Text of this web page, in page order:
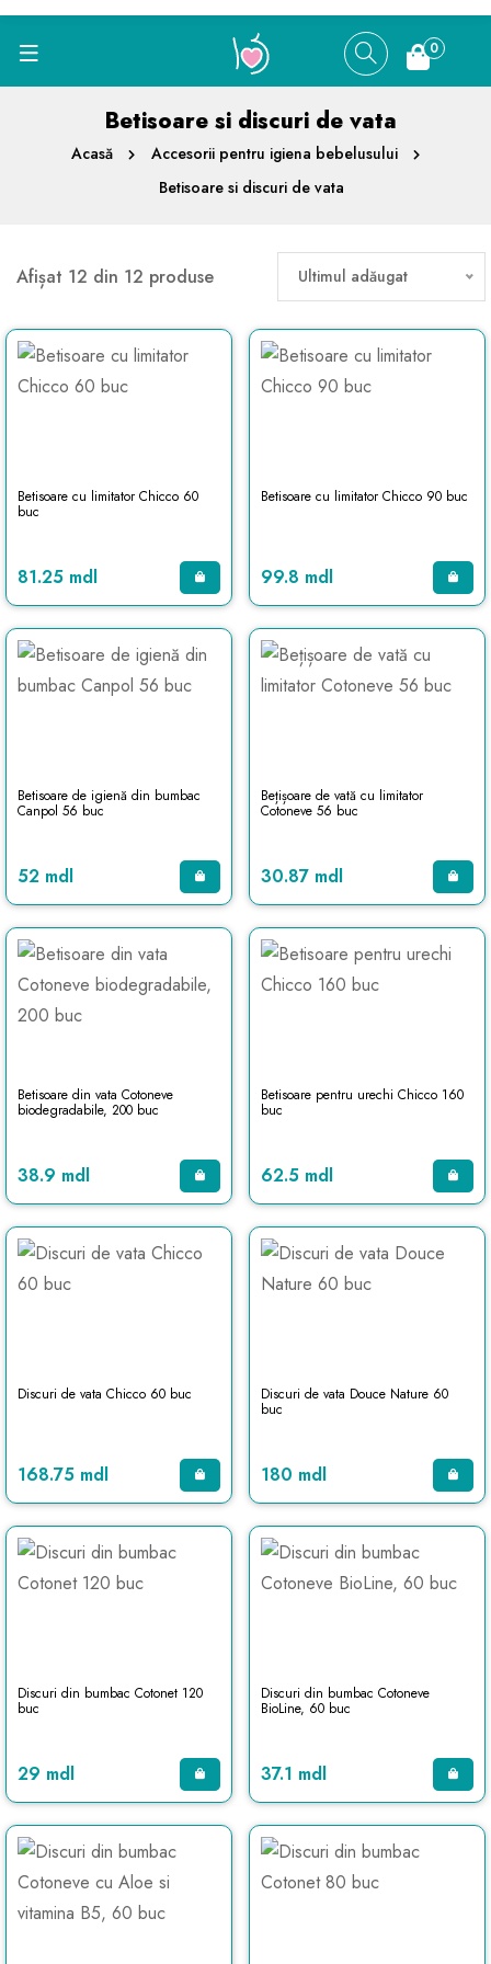
0
Betisoare si discuri de vata
Acasă
Accesorii pentru igiena bebelusului
Betisoare si discuri de vata
Afișat 12 din 12 produse Ultimul adăugat
Betisoare cu limitator Chicco 60
buc
81.25 mdl
Betisoare cu limitator Chicco 90 buc
99.8 mdl
Betisoare de igienă din bumbac
Canpol 56 buc
52 mdl
Bețișoare de vată cu limitator
Cotoneve 56 buc
30.87 mdl
Betisoare din vata Cotoneve
biodegradabile, 200 buc
38.9 mdl
Betisoare pentru urechi Chicco 160
buc
62.5 mdl
Discuri de vata Chicco 60 buc
168.75 mdl
Discuri de vata Douce Nature 60
buc
180 mdl
Discuri din bumbac Cotonet 120
buc
29 mdl
Discuri din bumbac Cotoneve
BioLine, 60 buc
37.1 mdl